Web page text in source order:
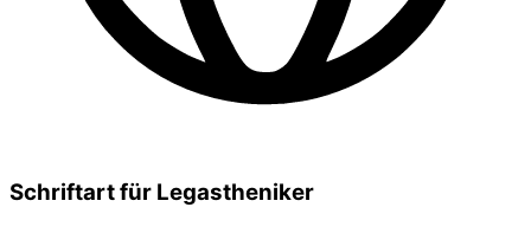
Schriftart für Legastheniker